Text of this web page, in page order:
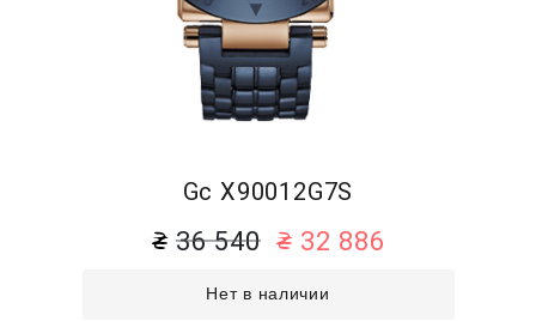
Gc X90012G7S
36 540 32 886
Нет в наличии